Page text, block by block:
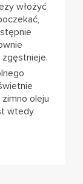
włożyć
oleju
wtedy